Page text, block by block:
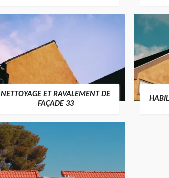
NETTOYAGE ET RAVALEMENT DE
FAÇADE 33